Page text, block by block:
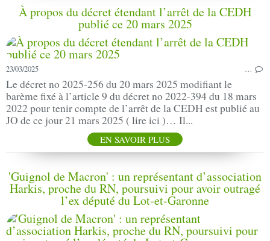
À propos du décret étendant l’arrêt de la CEDH
publié ce 20 mars 2025
23/03/2025 …
Le décret no 2025-256 du 20 mars 2025 modifiant le
barème fixé à l’article 9 du décret no 2022-394 du 18 mars
2022 pour tenir compte de l’arrêt de la CEDH est publié au
JO de ce jour 21 mars 2025 ( lire ici )… Il...
EN SAVOIR PLUS
'Guignol de Macron' : un représentant d’association
Harkis, proche du RN, poursuivi pour avoir outragé
l’ex député du Lot-et-Garonne